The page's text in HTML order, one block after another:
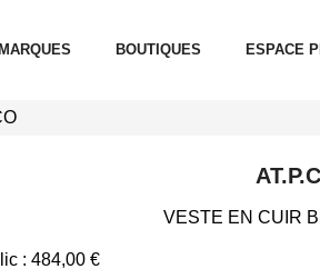
MARQUES BOUTIQUES ESPACE
VESTE EN CUIR
: 484,00 €